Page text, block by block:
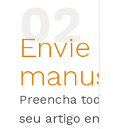
Envie
Preencha
seu artigo em